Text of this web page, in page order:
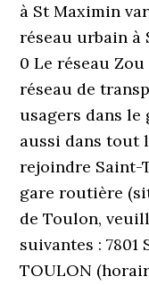
à St Maximin
réseau urbain à
0 Le réseau
réseau de
usagers dans le
aussi dans tout
rejoindre Saint-
gare routière
de Toulon,
suivantes : 7801
TOULON